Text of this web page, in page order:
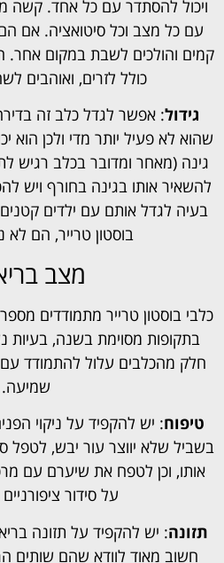
ויכול להסתדר עם כל אחד. קשה
עם כל מצב וכל סיטואציה. אם
קמים והולכים לשבת במקום אחר.
כולל לזרים, ואוהבים
גידול: אפשר לגדל כלב זה
שהוא לא פעיל יותר מדי ולכן הוא
גינה (מאחר ומדובר בכלב רגיש
להשאיר אותו בגינה בחורף ויש
בעיה לגדל אותם עם ילדים
בוסטון טרייר, הם
מצב
כלבי בוסטון טרייר מתמודדים
בתקופות מסוימת בשנה, בעיות
חלק מהכלבים עלול להתמודד עם
שמיעה.
טיפוח: יש להקפיד על ניקוי
בשביל שלא יווצר עור יבש, לטפל
אותו, וכן לטפח את שיערם עם
על סידור
תזונה: יש להקפיד על תזונה
חשוב מאוד לוודא שהם שותים